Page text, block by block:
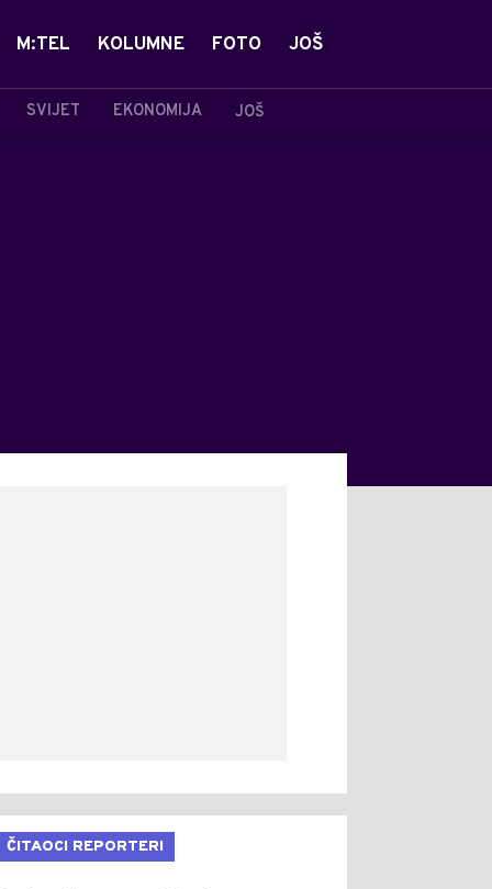
SVIJET EKONOMIJA JOŠ
M:TEL KOLUMNE FOTO JOŠ
ČITAOCI REPORTERI